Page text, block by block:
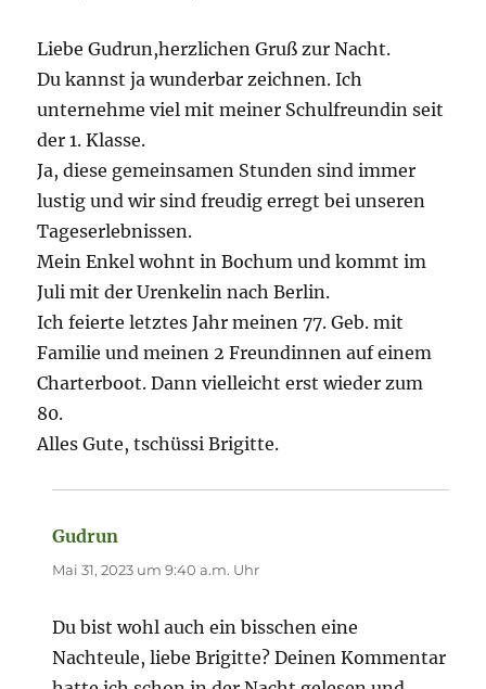
Liebe Gudrun,herzlichen Gruß zur Nacht.
Du kannst ja wunderbar zeichnen. Ich
unternehme viel mit meiner Schulfreundin seit
der 1. Klasse.
Ja, diese gemeinsamen Stunden sind immer
lustig und wir sind freudig erregt bei unseren
Tageserlebnissen.
Mein Enkel wohnt in Bochum und kommt im
Juli mit der Urenkelin nach Berlin.
Ich feierte letztes Jahr meinen 77. Geb. mit
Familie und meinen 2 Freundinnen auf einem
Charterboot. Dann vielleicht erst wieder zum
80.
Alles Gute, tschüssi Brigitte.
Gudrun
Mai 31, 2023 um 9:40 a.m. Uhr
Du bist wohl auch ein bisschen eine
Nachteule, liebe Brigitte? Deinen Kommentar